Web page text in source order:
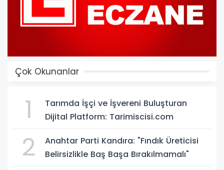
Çok Okunanlar
1
Tarımda İşçi ve İşvereni Buluşturan
Dijital Platform: Tarimiscisi.com
2
Anahtar Parti Kandıra: "Fındık Üreticisi
Belirsizlikle Baş Başa Bırakılmamalı"